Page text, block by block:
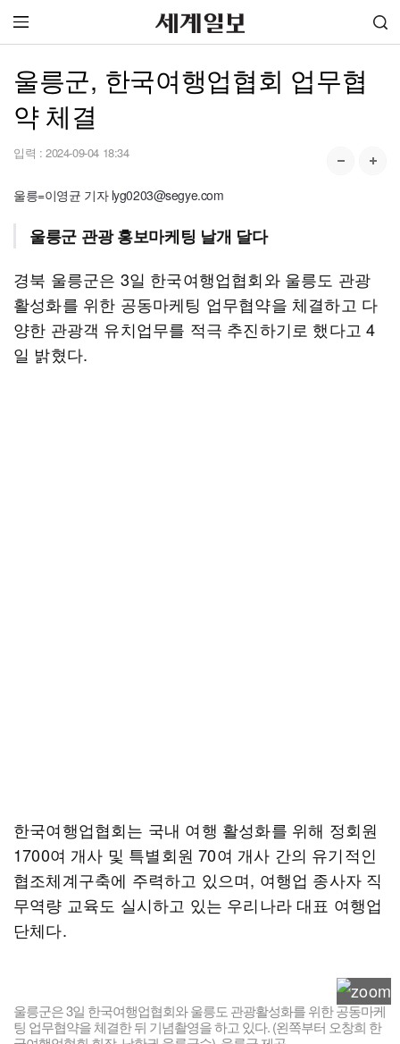
울릉군, 한국여행업협회 업무협
약 체결
입력 : 2024-09-04 18:34
울릉=이영균 기자 lyg0203@segye.com
울릉군 관광 홍보마케팅 날개 달다
경북 울릉군은 3일 한국여행업협회와 울릉도 관광
활성화를 위한 공동마케팅 업무협약을 체결하고 다
양한 관광객 유치업무를 적극 추진하기로 했다고 4
일 밝혔다.
한국여행업협회는 국내 여행 활성화를 위해 정회원
1700여 개사 및 특별회원 70여 개사 간의 유기적인
협조체계구축에 주력하고 있으며, 여행업 종사자 직
무역량 교육도 실시하고 있는 우리나라 대표 여행업
단체다.
울릉군은 3일 한국여행업협회와 울릉도 관광활성화를 위한 공동마케
팅 업무협약을 체결한 뒤 기념촬영을 하고 있다. (왼쪽부터 오창희 한